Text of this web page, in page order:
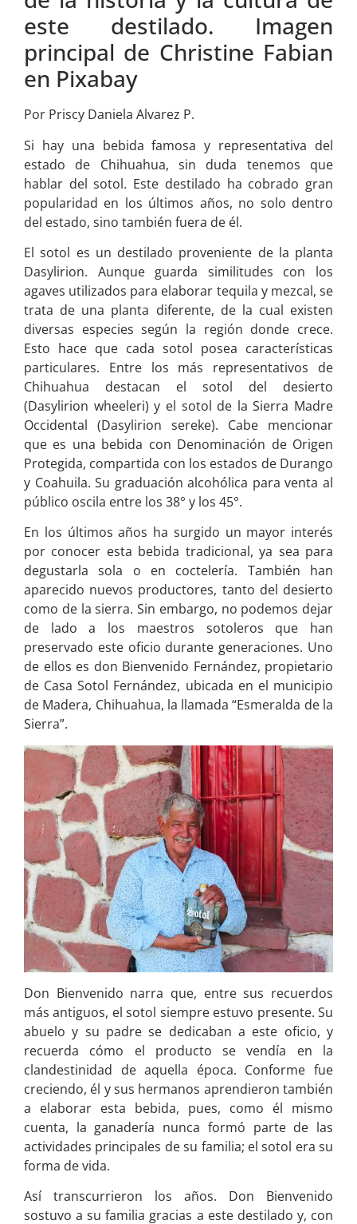
este destilado. Imagen
principal de Christine Fabian
en Pixabay
Por Priscy Daniela Alvarez P.
Si hay una bebida famosa y representativa del
estado de Chihuahua, sin duda tenemos que
hablar del sotol. Este destilado ha cobrado gran
popularidad en los últimos años, no solo dentro
del estado, sino también fuera de él.
El sotol es un destilado proveniente de la planta
Dasylirion. Aunque guarda similitudes con los
agaves utilizados para elaborar tequila y mezcal, se
trata de una planta diferente, de la cual existen
diversas especies según la región donde crece.
Esto hace que cada sotol posea características
particulares. Entre los más representativos de
Chihuahua destacan el sotol del desierto
(Dasylirion wheeleri) y el sotol de la Sierra Madre
Occidental (Dasylirion sereke). Cabe mencionar
que es una bebida con Denominación de Origen
Protegida, compartida con los estados de Durango
y Coahuila. Su graduación alcohólica para venta al
público oscila entre los 38° y los 45°.
En los últimos años ha surgido un mayor interés
por conocer esta bebida tradicional, ya sea para
degustarla sola o en coctelería. También han
aparecido nuevos productores, tanto del desierto
como de la sierra. Sin embargo, no podemos dejar
de lado a los maestros sotoleros que han
preservado este oficio durante generaciones. Uno
de ellos es don Bienvenido Fernández, propietario
de Casa Sotol Fernández, ubicada en el municipio
de Madera, Chihuahua, la llamada “Esmeralda de la
Sierra”.
Don Bienvenido narra que, entre sus recuerdos
más antiguos, el sotol siempre estuvo presente. Su
abuelo y su padre se dedicaban a este oficio, y
recuerda cómo el producto se vendía en la
clandestinidad de aquella época. Conforme fue
creciendo, él y sus hermanos aprendieron también
a elaborar esta bebida, pues, como él mismo
cuenta, la ganadería nunca formó parte de las
actividades principales de su familia; el sotol era su
forma de vida.
Así transcurrieron los años. Don Bienvenido
sostuvo a su familia gracias a este destilado y, con